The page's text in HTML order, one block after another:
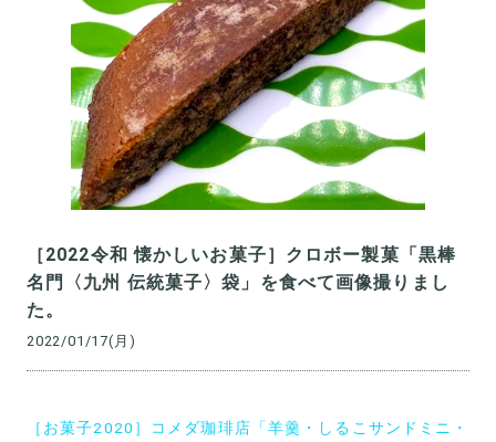
［2022令和 懐かしいお菓子］クロボー製菓「黒棒
名門〈九州 伝統菓子〉袋」を食べて画像撮りまし
た。
2022/01/17(月)
［お菓子2020］コメダ珈琲店「羊羹・しるこサンドミニ・